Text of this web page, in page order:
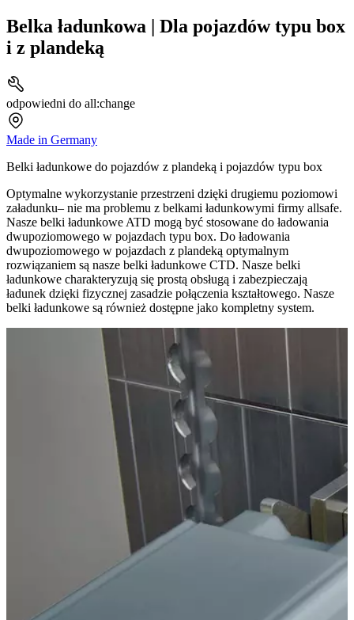
Belka ładunkowa | Dla pojazdów typu box
i z plandeką
odpowiedni do all:change
Made in Germany
Belki ładunkowe do pojazdów z plandeką i pojazdów typu box
Optymalne wykorzystanie przestrzeni dzięki drugiemu poziomowi
załadunku– nie ma problemu z belkami ładunkowymi firmy allsafe.
Nasze belki ładunkowe ATD mogą być stosowane do ładowania
dwupoziomowego w pojazdach typu box. Do ładowania
dwupoziomowego w pojazdach z plandeką optymalnym
rozwiązaniem są nasze belki ładunkowe CTD. Nasze belki
ładunkowe charakteryzują się prostą obsługą i zabezpieczają
ładunek dzięki fizycznej zasadzie połączenia kształtowego. Nasze
belki ładunkowe są również dostępne jako kompletny system.